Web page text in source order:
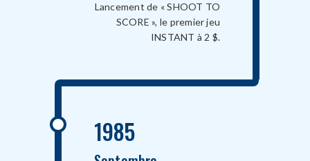
Lancement de « SHOOT TO
SCORE », le premier jeu
INSTANT à 2 $.
1985